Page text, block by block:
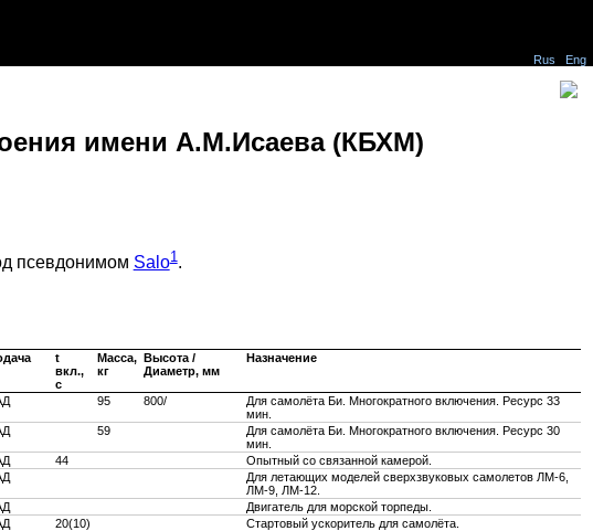
Rus Eng
имени А.М.Исаева (КБХМ)
псевдонимом Salo1.
t
вкл.,
c
Масса,
кг
Высота /
Диаметр, мм
Назначение
95 800/
Для самолёта Би. Многократного включения. Ресурс 33
мин.
59
Для самолёта Би. Многократного включения. Ресурс 30
мин.
44
Опытный со связанной камерой.
Для летающих моделей сверхзвуковых самолетов ЛМ-6,
ЛМ-9, ЛМ-12.
Двигатель для морской торпеды.
20(10) Стартовый ускоритель для самолёта.